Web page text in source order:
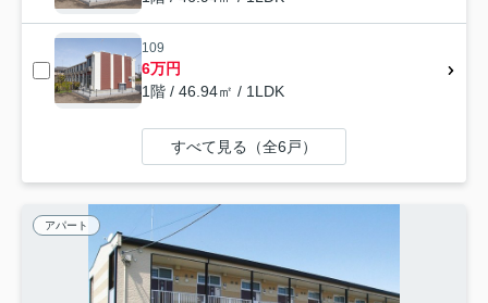
109
6万円
1階 / 46.94㎡ / 1LDK
すべて見る（全6戸）
アパート